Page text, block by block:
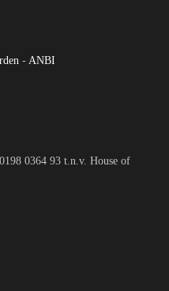
- ANBI
0364 93 t.n.v. House of